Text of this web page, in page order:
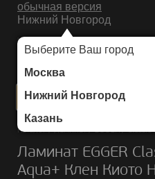
обычная версия
Нижний Новгород
Выберите Ваш город
Москва
Нижний Новгород
Казань
ИНТЕРНЕТ-МАГАЗИН НАПОЛЬНЫХ
Каталог/Ламинат/EGGER/
Ламинат EGGER
Aqua+ Клен Киото